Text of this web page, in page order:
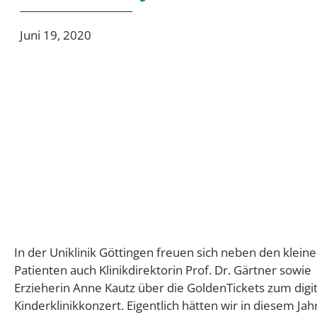
Juni 19, 2020
In der Uniklinik Göttingen freuen sich neben den
Patienten auch Klinikdirektorin Prof. Dr. Gärtner sowie
Erzieherin Anne Kautz über die GoldenTickets zum
Kinderklinikkonzert. Eigentlich hätten wir in diesem
Erzieherinnen verteilen fleißig Konzertkarten auf
Stationen. Bei diesem kleinen Patienten auf dem Bild war die
Freude sogar besonders groß, denn nachdem er 2018
beim Kinderklinikkonzert mit Revolverheld in der